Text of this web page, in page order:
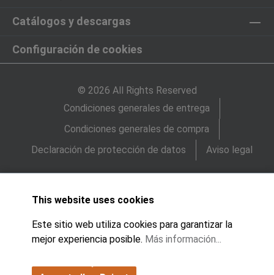
Catálogos y descargas
Configuración de cookies
© 2026 All Rights Reserved
Condiciones generales de entrega
Condiciones generales de compra
Declaración de protección de datos
Aviso legal
This website uses cookies
Este sitio web utiliza cookies para garantizar la
mejor experiencia posible. Más información...